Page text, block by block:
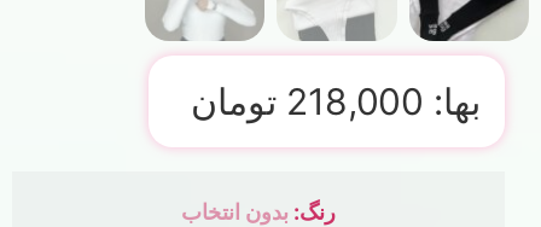
بها: 218,000 تومان
رنگ: بدون انتخاب